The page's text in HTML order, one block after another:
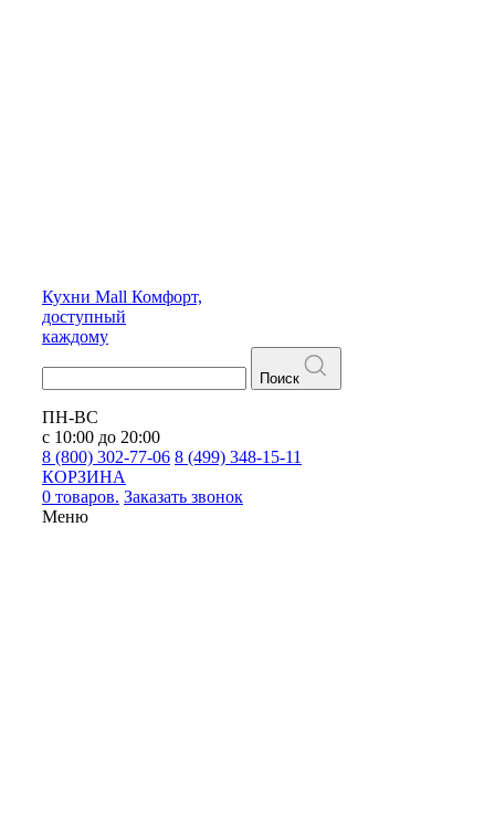
Кухни Mall Комфорт,
доступный
каждому
Поиск
ПН-ВС
с 10:00 до 20:00
8 (800) 302-77-06 8 (499) 348-15-11
КОРЗИНА
0 товаров. Заказать звонок
Меню